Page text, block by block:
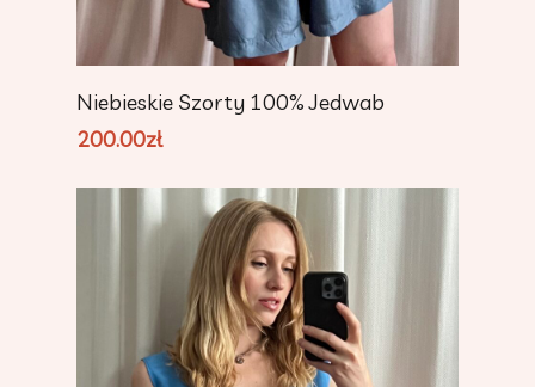
Add To Cart
Niebieskie Szorty 100% Jedwab
200.00zł